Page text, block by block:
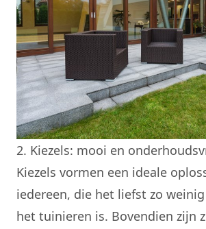
2. Kiezels: mooi en
Kiezels vormen een ideale
iedereen, die het liefst zo
het tuinieren is. Bovendien zijn